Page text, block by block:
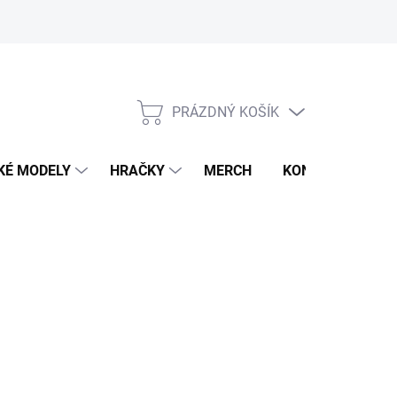
NÁKUPNÍ
PRÁZDNÝ KOŠÍK
MODELY HRAČKY MERCH KONTAKTY